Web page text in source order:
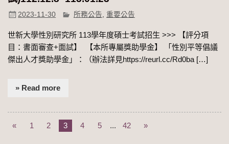
2023-11-30 所務公告 ,重要公告
世新大學性別研究所 113學年度碩士考試招生​ >>> 【評分項
目：書面審查+面試】 ​​ 【本所專屬獎助學金】 「性別平等倡議
傑出人才獎助學金」：（辦法詳見https://reurl.cc/Rd0ba […]
» Read more
« 1 2 3 4 5 ... 42 »